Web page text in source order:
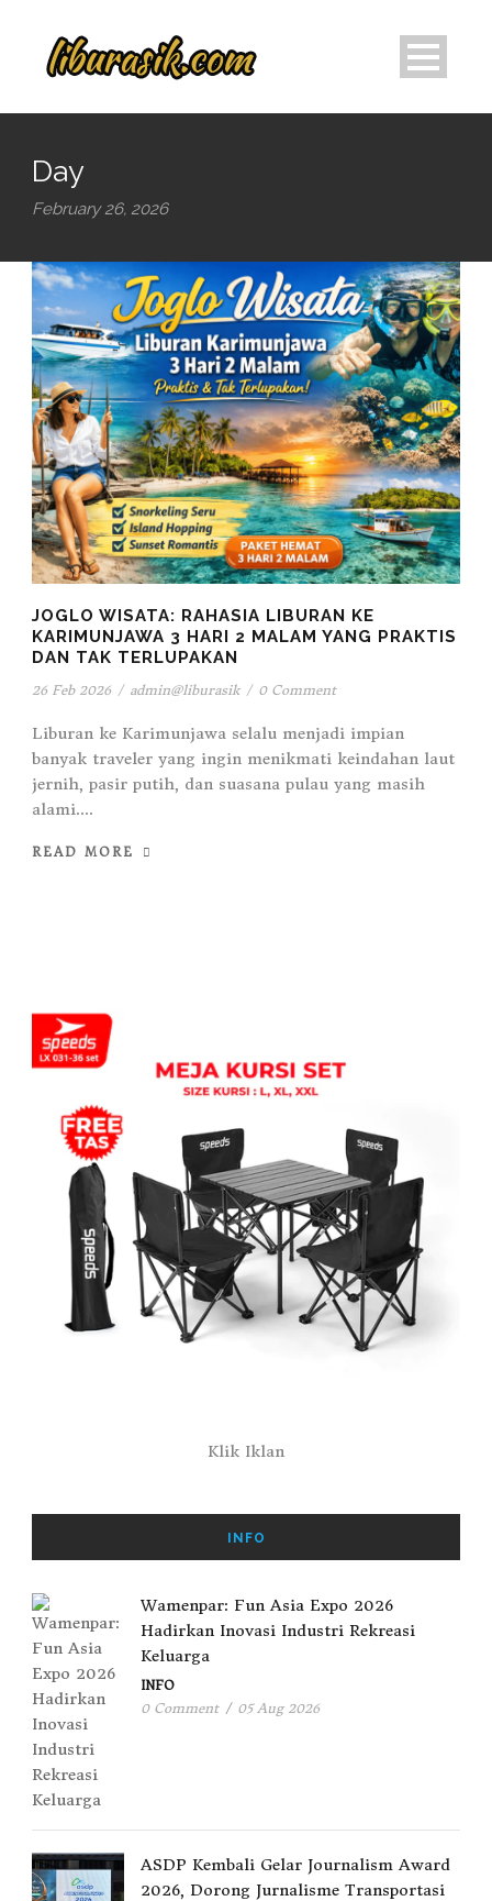
Day
February 26, 2026
JOGLO WISATA: RAHASIA LIBURAN KE
KARIMUNJAWA 3 HARI 2 MALAM YANG PRAKTIS
DAN TAK TERLUPAKAN
26 Feb 2026 / admin@liburasik / 0 Comment
Liburan ke Karimunjawa selalu menjadi impian
banyak traveler yang ingin menikmati keindahan laut
jernih, pasir putih, dan suasana pulau yang masih
alami....
READ MORE
Klik Iklan
INFO
Wamenpar: Fun Asia Expo 2026
Hadirkan Inovasi Industri Rekreasi
Keluarga
INFO
0 Comment / 05 Aug 2026
ASDP Kembali Gelar Journalism Award
2026, Dorong Jurnalisme Transportasi